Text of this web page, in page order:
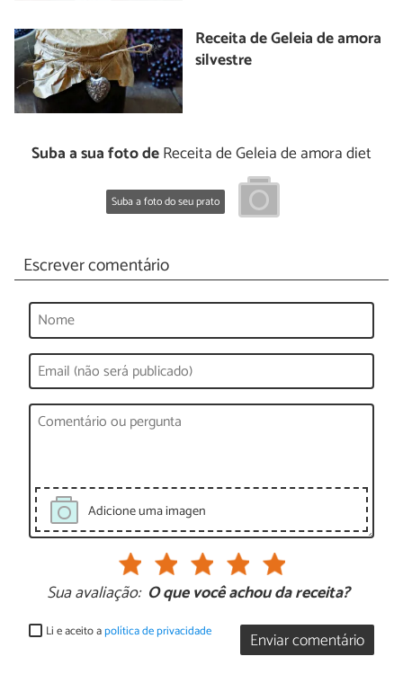
Receita de Geleia de amora
silvestre
Suba a sua foto deReceita de Geleia de amora diet
Suba a foto do seu prato
Escrever comentário
Adicione uma imagen
Sua avaliação: O que você achou da receita?
Enviar comentário
Li e aceito apolítica de privacidade